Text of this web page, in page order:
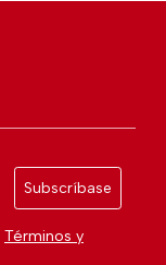
Subscríbase
Términos y